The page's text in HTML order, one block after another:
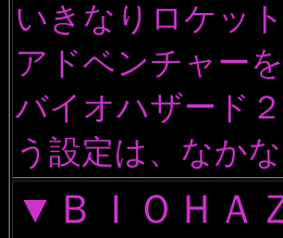
いきなりロケッ
アドベンチャー
バイオハザード
う設定は、なか
▼ＢＩＯＨ